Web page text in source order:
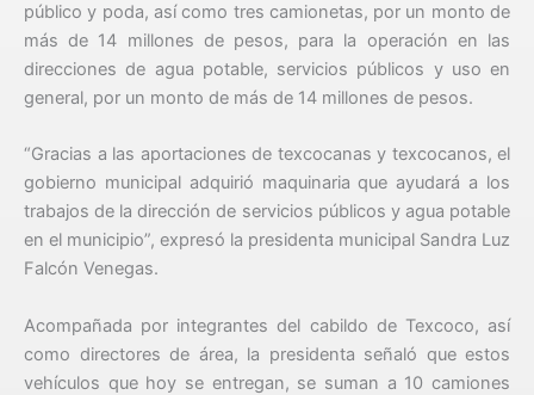
público y poda, así como tres camionetas, por un monto de
más de 14 millones de pesos, para la operación en las
direcciones de agua potable, servicios públicos y uso en
general, por un monto de más de 14 millones de pesos.
“Gracias a las aportaciones de texcocanas y texcocanos, el
gobierno municipal adquirió maquinaria que ayudará a los
trabajos de la dirección de servicios públicos y agua potable
en el municipio”, expresó la presidenta municipal Sandra Luz
Falcón Venegas.
Acompañada por integrantes del cabildo de Texcoco, así
como directores de área, la presidenta señaló que estos
vehículos que hoy se entregan, se suman a 10 camiones